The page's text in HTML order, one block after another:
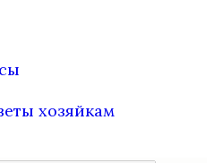
хозяйкам